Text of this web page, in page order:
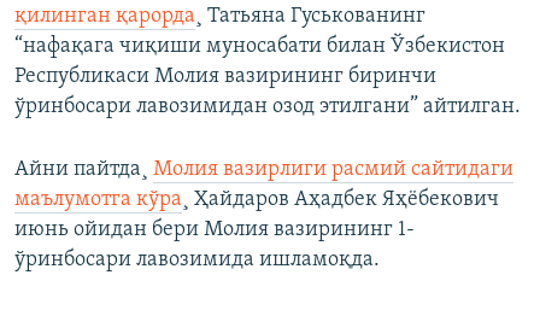
қилинган қарорда¸ Татьяна Гуськованинг
“нафақага чиқиши муносабати билан Ўзбекистон
Республикаси Молия вазирининг биринчи
ўринбосари лавозимидан озод этилгани” айтилган.
Айни пайтда¸ Молия вазирлиги расмий сайтидаги
маълумотга кўра¸ Ҳайдаров Аҳадбек Яҳëбекович
июнь ойидан бери Молия вазирининг 1-
ўринбосари лавозимида ишламоқда.